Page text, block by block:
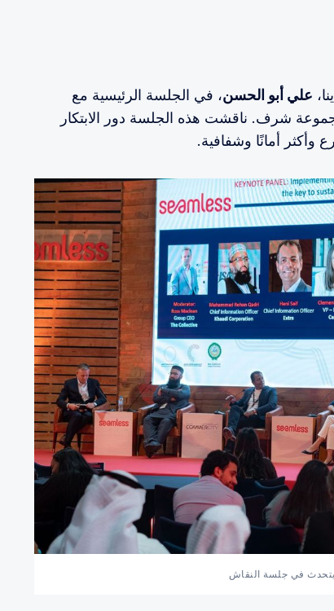
علي أبو الحسن، في الجلسة الرئيسية مع
شرف. ناقشت هذه الجلسة دور الابتكار
وأكثر أمانًا وشفافية.
في جلسة النقاش